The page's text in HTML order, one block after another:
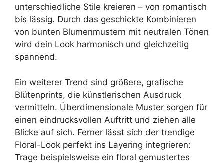
unterschiedliche Stile kreieren – von romantisch
bis lässig. Durch das geschickte Kombinieren
von bunten Blumenmustern mit neutralen Tönen
wird dein Look harmonisch und gleichzeitig
spannend.
Ein weiterer Trend sind größere, grafische
Blütenprints, die künstlerischen Ausdruck
vermitteln. Überdimensionale Muster sorgen für
einen eindrucksvollen Auftritt und ziehen alle
Blicke auf sich. Ferner lässt sich der trendige
Floral-Look perfekt ins Layering integrieren:
Trage beispielsweise ein floral gemustertes